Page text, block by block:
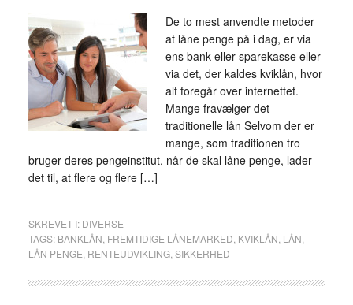
De to mest anvendte metoder
at låne penge på i dag, er via
ens bank eller sparekasse eller
via det, der kaldes kviklån, hvor
alt foregår over internettet.
Mange fravælger det
traditionelle lån Selvom der er
mange, som traditionen tro
bruger deres pengeinstitut, når de skal låne penge, lader
det til, at flere og flere […]
SKREVET I: DIVERSE
TAGS: BANKLÅN FREMTIDIGE LÅNEMARKED KVIKLÅN LÅN
LÅN PENGE RENTEUDVIKLING, SIKKERHED